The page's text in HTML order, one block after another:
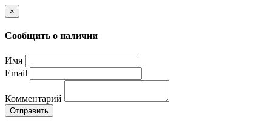
×
Сообщить о наличии
Имя
Email
Комментарий
Отправить